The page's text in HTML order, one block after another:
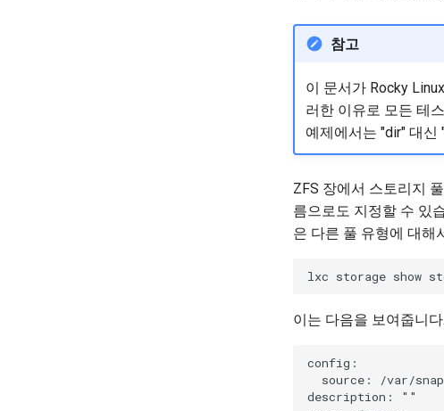
참고
이 문서가 Rocky
러한 이유로 모든 테
예제에서는 "dir" 대
ZFS 장에서 스토리지
름으로도 지정할 수 있
은 다른 풀 유형에 대해
이는 다음을 보여줍니다.
config:
source: /var/
description: ""